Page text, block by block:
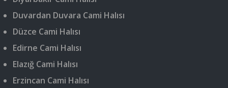
Duvardan Duvara Cami Halısı
Düzce Cami Halısı
Edirne Cami Halısı
Elazığ Cami Halısı
Erzincan Cami Halısı